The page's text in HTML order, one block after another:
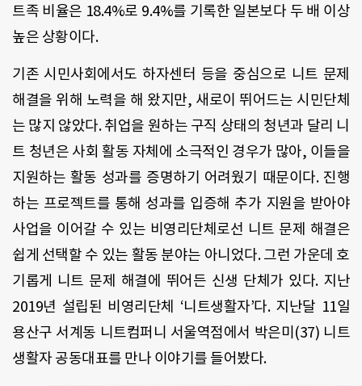
트족 비율은 18.4%로 9.4%를 기록한 일본보다 두 배 이상
높은 상황이다.
기존 시민사회에서도 하자센터 등을 중심으로 니트 문제
해결을 위해 노력을 해 왔지만, 새로이 뛰어드는 시민단체
는 많지 않았다. 취업을 원하는 구직 상태의 청년과 달리 니
트 청년은 사회 활동 자체에 소극적인 경우가 많아, 이들을
지원하는 활동 성과를 증명하기 어려웠기 때문이다. 진행
하는 프로젝트를 통해 성과를 입증해 추가 지원을 받아야
사업을 이어갈 수 있는 비영리단체로선 니트 문제 해결은
쉽게 선택할 수 있는 활동 분야는 아니었다. 그런 가운데 호
기롭게 니트 문제 해결에 뛰어든 신생 단체가 있다. 지난
2019년 설립된 비영리단체 ‘니트생활자’다. 지난달 11일
용산구 서계동 니트컴퍼니 서울역점에서 박은미(37) 니트
생활자 공동대표를 만나 이야기를 들어봤다.